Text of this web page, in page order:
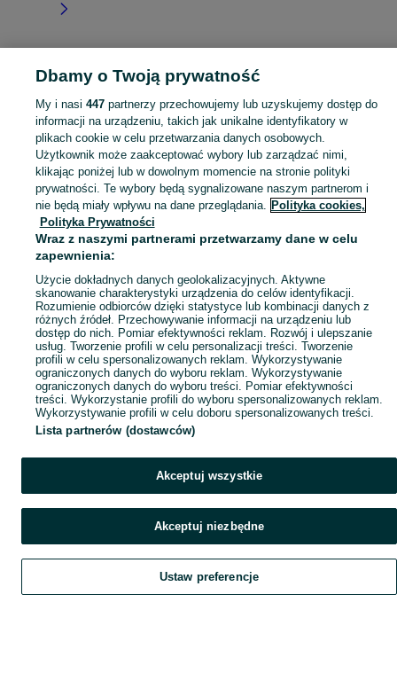
Strona główna Łódzkie Suchowola
KATEGORIA
Skorzystaj z największego serwisu ogłoszeniowego - Suchowola i okolice! Kupuj to, czego pragniesz i sprzedawaj to, czego już nie potrzebujesz! Zobacz
Mapa kategorii
Mapa miejscowości
Mapa ministron
Popularne wyszukiwania
Szukaj Obserwujesz Dodaj Czat Konto
Dbamy o Twoją prywatność
My i nasi 447partnerzy przechowujemy lub uzyskujemy dostęp do
informacji na urządzeniu, takich jak unikalne identyfikatory w
plikach cookie w celu przetwarzania danych osobowych.
Użytkownik może zaakceptować wybory lub zarządzać nimi,
klikając poniżej lub w dowolnym momencie na stronie polityki
prywatności. Te wybory będą sygnalizowane naszym partnerom i
nie będą miały wpływu na dane przeglądania. Polityka cookies,
Polityka Prywatności
Wraz z naszymi partnerami przetwarzamy dane w celu
zapewnienia:
Użycie dokładnych danych geolokalizacyjnych. Aktywne
skanowanie charakterystyki urządzenia do celów identyfikacji.
Rozumienie odbiorców dzięki statystyce lub kombinacji danych z
różnych źródeł. Przechowywanie informacji na urządzeniu lub
dostęp do nich. Pomiar efektywności reklam. Rozwój i ulepszanie
usług. Tworzenie profili w celu personalizacji treści. Tworzenie
profili w celu spersonalizowanych reklam. Wykorzystywanie
ograniczonych danych do wyboru reklam. Wykorzystywanie
ograniczonych danych do wyboru treści. Pomiar efektywności
treści. Wykorzystanie profili do wyboru spersonalizowanych reklam.
Wykorzystywanie profili w celu doboru spersonalizowanych treści.
Lista partnerów (dostawców)
Akceptuj wszystkie
Akceptuj niezbędne
Ustaw preferencje